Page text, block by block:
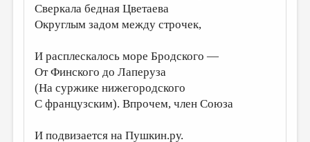
РЕДКОЛЛЕГИЯ
МАЛАЯ ПРОЗА
ЭССЕИСТИКА
ЛИТЕРАТУРОВЕДЕНИЕ
КУЛЬТУРОВЕДЕНИЕ
Сверкала бедная Цветаева
Округлым задом между строчек,
И расплескалось море Бродского —
От Финского до Лаперуза
(На суржике нижегородского
С французским). Впрочем, член Союза
И подвизается на Пушкин.ру.